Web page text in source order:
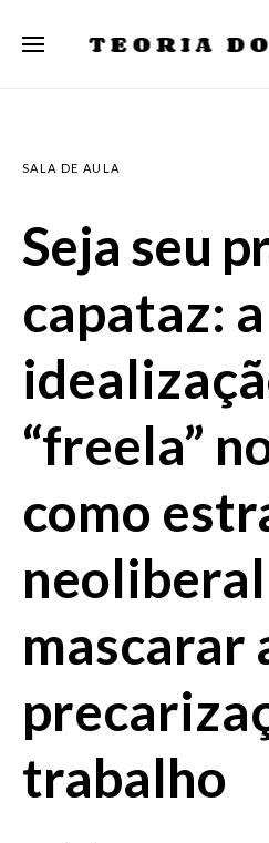
TEORIA
SALA DE AULA
Seja seu
capataz: a
“freela”
como
mascarar
trabalho